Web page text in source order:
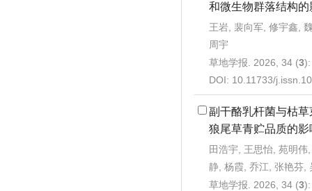
和微生物群落结构的
王岩, 裴向军, 修宇鑫,
周宇
草地学报. 2026, 34 (3
DOI: 10.11733/
副干酪乳杆菌与枯
狼尾草青贮品质的影
田浩宇, 王思怡, 苑明
静, 杨霞, 乔江, 张艳芬,
草地学报. 2026, 34 (3